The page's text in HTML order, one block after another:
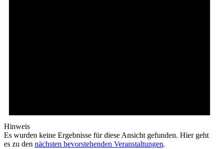
Hinweis
Es wurden keine Ergebnisse für diese Ansicht gefunden. Hier geht
es zu den nächsten bevorstehenden Veranstaltungen.